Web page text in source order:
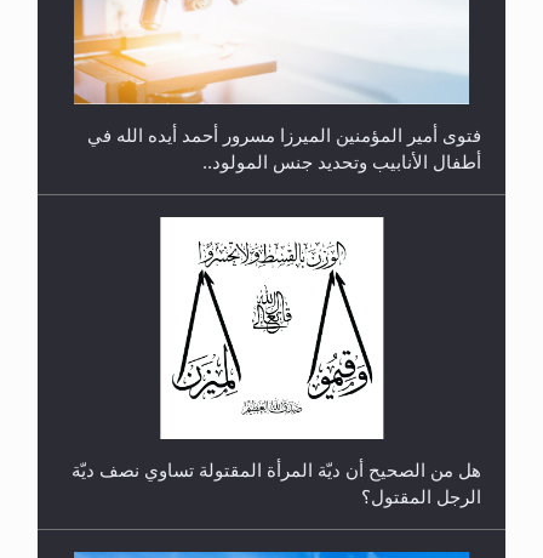
رأيٌ في لغة المسيح الموعود عليه السلام.. 4...
فتوى أمير المؤمنين الميرزا مسرور أحمد أيده الله في
أطفال الأنابيب وتحديد جنس المولود..
هل من الصحيح أن ديّة المرأة المقتولة تساوي نصف ديّة
الرجل المقتول؟